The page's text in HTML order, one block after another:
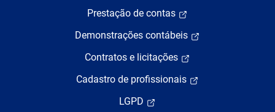
Prestação de contas
Demonstrações contábeis
Contratos e licitações
Cadastro de profissionais
LGPD